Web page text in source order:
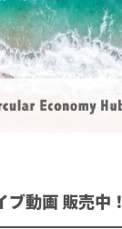
ブ動画 販売中！